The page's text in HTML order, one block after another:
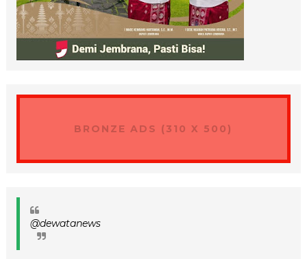
BRONZE ADS (310 X 500)
@dewatanews